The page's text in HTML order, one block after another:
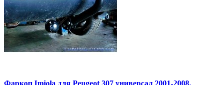
Фаркоп Imiola для Peugeot 307 универсал 2001-2008.